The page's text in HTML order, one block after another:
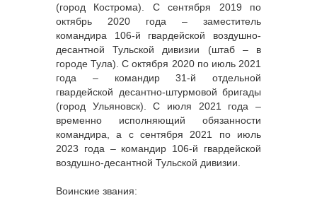
(город Кострома). С сентября 2019 по
октябрь 2020 года – заместитель
командира 106-й гвардейской воздушно-
десантной Тульской дивизии (штаб – в
городе Тула). С октября 2020 по июль 2021
года – командир 31-й отдельной
гвардейской десантно-штурмовой бригады
(город Ульяновск). С июля 2021 года –
временно исполняющий обязанности
командира, а с сентября 2021 по июль
2023 года – командир 106-й гвардейской
воздушно-десантной Тульской дивизии.
Воинские звания: